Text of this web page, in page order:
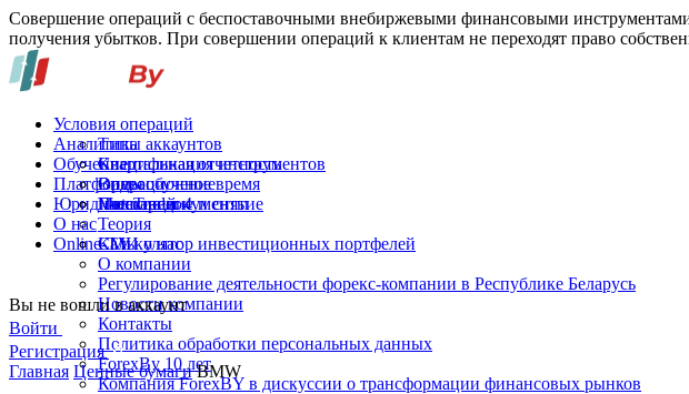
Совершение операций с беспоставочными внебиржевыми финансовыми
получения убытков. При совершении операций к клиентам не переходят право
Условия операций
Типы аккаунтов
Спецификация инструментов
Операционное время
Пополнение и снятие
Аналитика
Квартальная отчетность
Обучение
Видеообучение
Глоссарий
Теория
Калькулятор инвестиционных портфелей
Платформы
MetaTrader 4
Юридические документы
О нас
СМИ о нас
О компании
Регулирование деятельности форекс-компании в Республике Беларусь
Новости компании
Контакты
Политика обработки персональных данных
ForexBy 10 лет
Компания ForexBY в дискуссии о трансформации финансовых рынков
Online-TV
Вы не вошли в аккаунт
Войти
Регистрация
Главная Ценные бумаги BMW